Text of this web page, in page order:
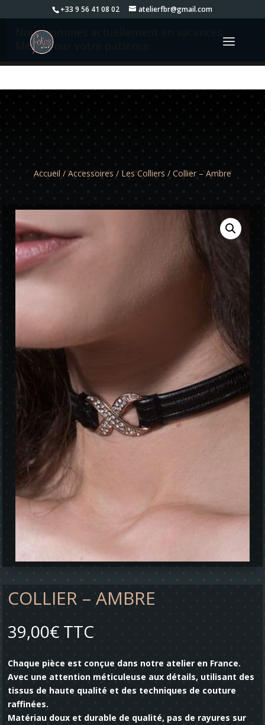
+33 9 56 41 08 02 atelierfbr@gmail.com
Nous sommes actuellement en vacances.
Merci pour votre patience.
Accueil / Accessoires / Les Colliers / Collier – Ambre
COLLIER – AMBRE
39,00€ TTC
Chaque pièce est conçue dans notre atelier en France.
Avec une attention méticuleuse aux détails, utilisant des
tissus de haute qualité et des techniques de couture
raffinées.
Matériau doux et durable de qualité, pas de rayures sur